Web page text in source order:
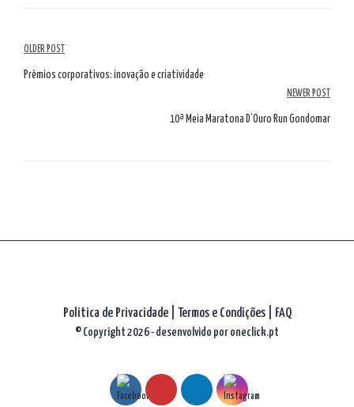
Navegação
de
OLDER POST
Prémios corporativos: inovação e criatividade
NEWER POST
10ª Meia Maratona D’Ouro Run Gondomar
Politica de Privacidade| Termos e Condições FAQ
© Copyright 2026 - desenvolvido por oneclick.pt